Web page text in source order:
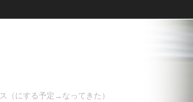
（にする予定→なってきた）